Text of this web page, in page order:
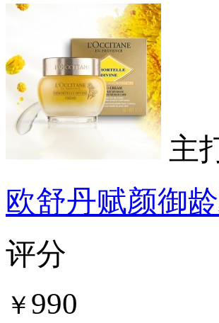
主
欧舒丹赋颜御
评分
￥ 990